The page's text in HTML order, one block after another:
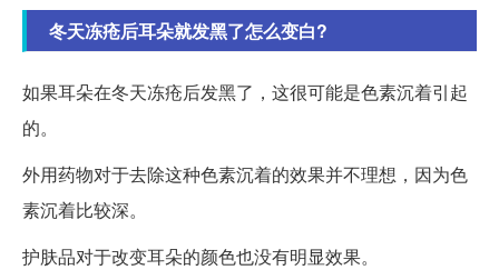
冬天冻疮后耳朵就发黑了怎么变白?
如果耳朵在冬天冻疮后发黑了，这很可能是色素沉着引起
的。
外用药物对于去除这种色素沉着的效果并不理想，因为色
素沉着比较深。
护肤品对于改变耳朵的颜色也没有明显效果。